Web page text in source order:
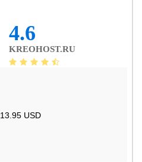
4.6
KREOHOST.RU
13.95 USD